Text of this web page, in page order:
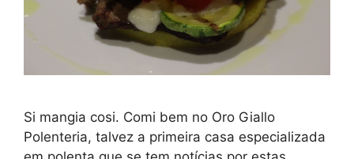
Si mangia cosi. Comi bem no Oro Giallo
Polenteria, talvez a primeira casa especializada